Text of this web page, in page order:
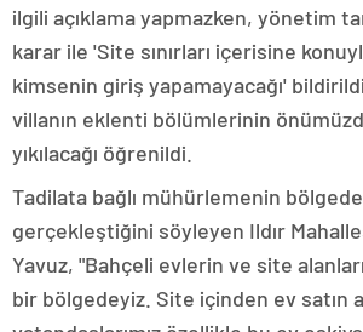
ilgili açıklama yapmazken, yönetim
karar ile 'Site sınırları içerisine
kimsenin giriş yapamayacağı'
villanın eklenti bölümlerinin
yıkılacağı öğrenildi.
Tadilata bağlı mühürlemenin bölgede
gerçekleştiğini söyleyen Ildır
Yavuz, "Bahçeli evlerin ve site
bir bölgedeyiz. Site içinden ev satın